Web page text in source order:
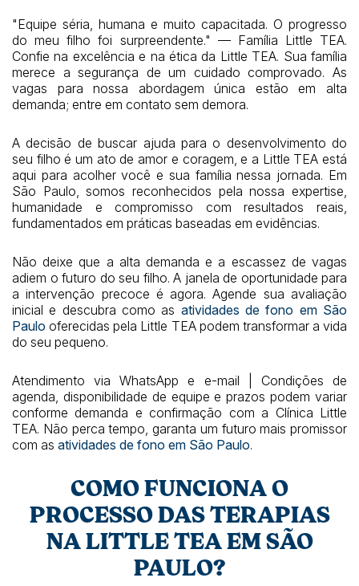
"Equipe séria, humana e muito capacitada. O progresso
do meu filho foi surpreendente." — Família Little TEA.
Confie na excelência e na ética da Little TEA. Sua família
merece a segurança de um cuidado comprovado. As
vagas para nossa abordagem única estão em alta
demanda; entre em contato sem demora.
A decisão de buscar ajuda para o desenvolvimento do
seu filho é um ato de amor e coragem, e a Little TEA está
aqui para acolher você e sua família nessa jornada. Em
São Paulo, somos reconhecidos pela nossa expertise,
humanidade e compromisso com resultados reais,
fundamentados em práticas baseadas em evidências.
Não deixe que a alta demanda e a escassez de vagas
adiem o futuro do seu filho. A janela de oportunidade para
a intervenção precoce é agora. Agende sua avaliação
inicial e descubra como as atividades de fono em São
Paulo oferecidas pela Little TEA podem transformar a vida
do seu pequeno.
Atendimento via WhatsApp e e-mail | Condições de
agenda, disponibilidade de equipe e prazos podem variar
conforme demanda e confirmação com a Clínica Little
TEA. Não perca tempo, garanta um futuro mais promissor
com as atividades de fono em São Paulo.
COMO FUNCIONA O
PROCESSO DAS TERAPIAS
NA LITTLE TEA EM SÃO
PAULO?